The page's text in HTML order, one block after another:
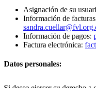
Asignación de su
Información de
Información de pagos:
Factura electrónica:
Datos personales: